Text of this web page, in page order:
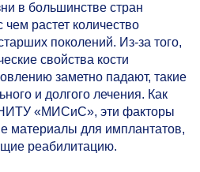
в большинстве стран
чем растет количество
поколений. Из-за того,
свойства кости
заметно падают, такие
и долгого лечения. Как
«МИСиС», эти факторы
материалы для имплантатов,
реабилитацию.